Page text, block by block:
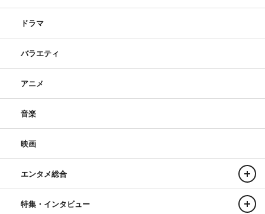
ドラマ
バラエティ
アニメ
音楽
映画
エンタメ総合
特集・インタビュー